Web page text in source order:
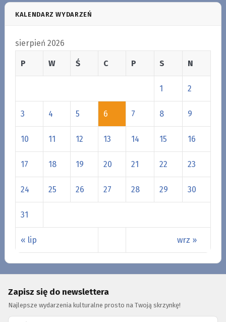
KALENDARZ WYDARZEŃ
sierpień 2026
P W Ś C P S N
« lip wrz »
1 2
3 4 5 6 7 8 9
10 11 12 13 14 15 16
17 18 19 20 21 22 23
24 25 26 27 28 29 30
31
Zapisz się do newslettera
Najlepsze wydarzenia kulturalne prosto na Twoją skrzynkę!